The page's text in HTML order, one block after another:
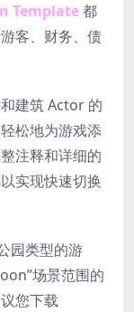
Template都
客、财务、债
建筑 Actor 的
松地为游戏添
注释和详细的
实现快速切换
园类型的游
场景范围的
您下载